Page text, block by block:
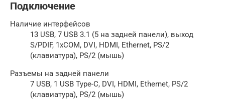
Подключение
Наличие интерфейсов
13 USB, 7 USB 3.1 (5 на задней панели), выход
S/PDIF, 1xCOM, DVI, HDMI, Ethernet, PS/2
(клавиатура), PS/2 (мышь)
Разъемы на задней панели
7 USB, 1 USB Type-C, DVI, HDMI, Ethernet, PS/2
(клавиатура), PS/2 (мышь)